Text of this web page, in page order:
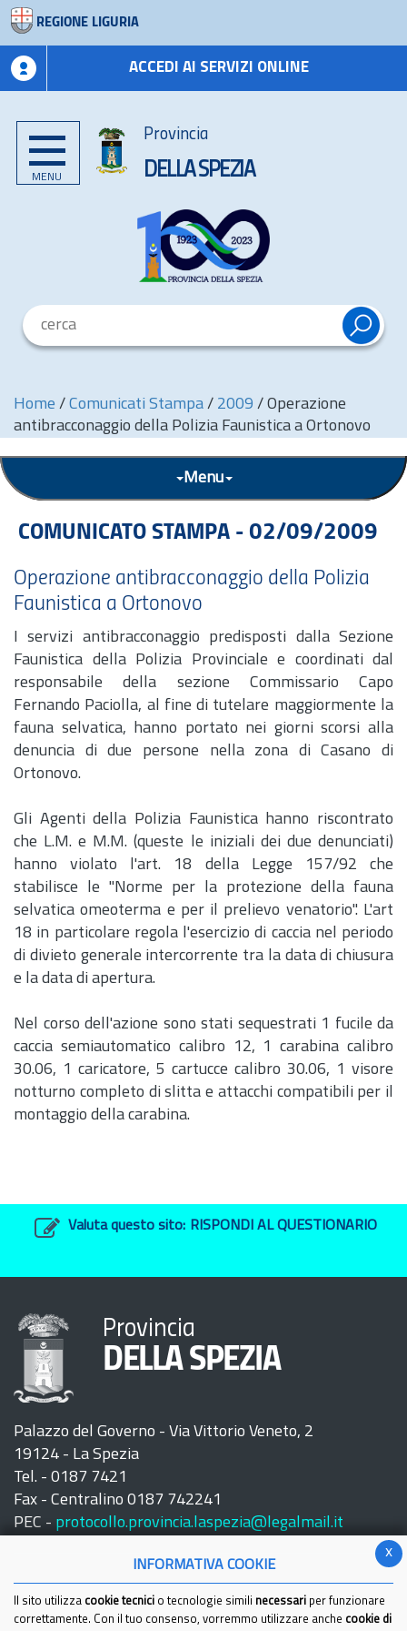
REGIONE LIGURIA
ACCEDI AI SERVIZI ONLINE
MENU
Provincia
DELLA SPEZIA
Home / Comunicati Stampa / 2009 / Operazione
antibracconaggio della Polizia Faunistica a Ortonovo
Menu
COMUNICATO STAMPA - 02/09/2009
Operazione antibracconaggio della Polizia
Faunistica a Ortonovo
I servizi antibracconaggio predisposti dalla Sezione
Faunistica della Polizia Provinciale e coordinati dal
responsabile della sezione Commissario Capo
Fernando Paciolla, al fine di tutelare maggiormente la
fauna selvatica, hanno portato nei giorni scorsi alla
denuncia di due persone nella zona di Casano di
Ortonovo.
Gli Agenti della Polizia Faunistica hanno riscontrato
che L.M. e M.M. (queste le iniziali dei due denunciati)
hanno violato l'art. 18 della Legge 157/92 che
stabilisce le "Norme per la protezione della fauna
selvatica omeoterma e per il prelievo venatorio". L'art
18 in particolare regola l'esercizio di caccia nel periodo
di divieto generale intercorrente tra la data di chiusura
e la data di apertura.
Nel corso dell'azione sono stati sequestrati 1 fucile da
caccia semiautomatico calibro 12, 1 carabina calibro
30.06, 1 caricatore, 5 cartucce calibro 30.06, 1 visore
notturno completo di slitta e attacchi compatibili per il
montaggio della carabina.
Valuta questo sito: RISPONDI AL QUESTIONARIO
Provincia
DELLA SPEZIA
Palazzo del Governo - Via Vittorio Veneto, 2
19124 - La Spezia
Tel. - 0187 7421
Fax - Centralino 0187 742241
PEC - protocollo.provincia.laspezia@legalmail.it
x
INFORMATIVA COOKIE
Il sito utilizza cookie tecnici o tecnologie simili necessari per funzionare
correttamente. Con il tuo consenso, vorremmo utilizzare anche cookie di